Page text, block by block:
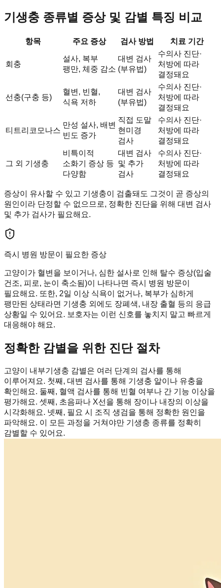
기생충 종류별 증상 및 감별 특징 비교
항목 주요 증상 검사 방법 치료 기간
회충
설사, 복부
팽만, 체중 감소
대변 검사
(부유법)
수의사 진단·
처방에 따라
결정돼요
선충(구충 등)
혈변, 빈혈,
식욕 저하
대변 검사
(부유법)
수의사 진단·
처방에 따라
결정돼요
티트리코모나스
만성 설사, 배변
빈도 증가
직접 도말
현미경
검사
수의사 진단·
처방에 따라
결정돼요
그 외 기생충
비특이적
소화기 증상 등
다양함
대변 검사
및 추가
검사
수의사 진단·
처방에 따라
결정돼요
증상이 유사할 수 있고 기생충이 검출돼도 그것이 곧 증상의
원인이라 단정할 수 없으므로, 정확한 진단을 위해 대변 검사
및 추가 검사가 필요해요.
즉시 병원 방문이 필요한 증상
고양이가 혈변을 보이거나, 심한 설사로 인해 탈수 증상(입술
건조, 피로, 눈이 축소됨)이 나타나면 즉시 병원 방문이
필요해요. 또한, 2일 이상 식욕이 없거나, 복부가 심하게
팽만된 상태라면 기생충 외에도 장폐색, 내장 출혈 등의 응급
상황일 수 있어요. 보호자는 이런 신호를 놓치지 말고 빠르게
대응해야 해요.
정확한 감별을 위한 진단 절차
고양이 내부기생충 감별은 여러 단계의 검사를 통해
이루어져요. 첫째, 대변 검사를 통해 기생충 알이나 유충을
확인해요. 둘째, 혈액 검사를 통해 빈혈 여부나 간 기능 이상을
평가해요. 셋째, 초음파나 X선을 통해 장이나 내장의 이상을
시각화해요. 넷째, 필요 시 조직 생검을 통해 정확한 원인을
파악해요. 이 모든 과정을 거쳐야만 기생충 종류를 정확히
감별할 수 있어요.